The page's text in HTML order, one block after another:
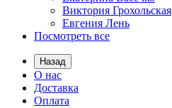
Виктория Грохольская
Евгения Лень
Посмотреть все
Назад
О нас
Доставка
Оплата